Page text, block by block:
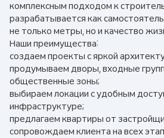
комплексным подходом к
разрабатывается как
не только метры, но и качество
Наши преимущества:
создаем проекты с яркой
продумываем дворы, входные
общественные зоны;
выбираем локации с удобным
инфраструктуре;
предлагаем квартиры от
сопровождаем клиента на всех